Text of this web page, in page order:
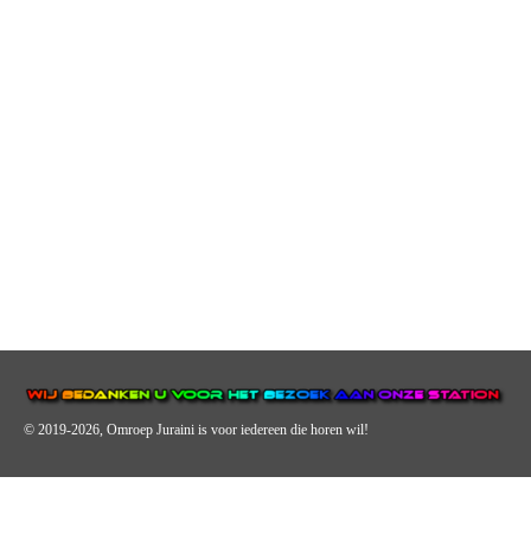
© 2019-2026, Omroep Juraini is voor iedereen die horen wil!